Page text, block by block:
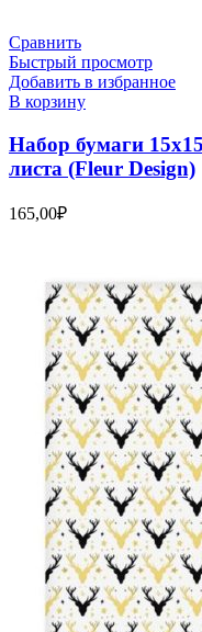
Сравнить
Быстрый просмотр
Добавить в избранное
В корзину
Набор бумаги
листа (Fleur Design)
165,00₽